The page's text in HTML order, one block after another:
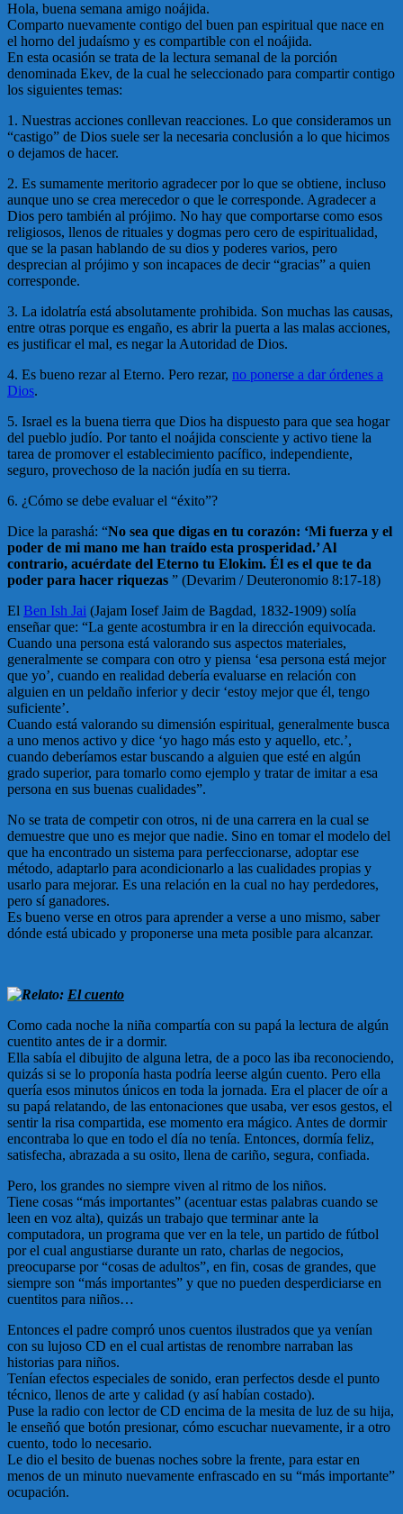
Hola, buena semana amigo noájida.
Comparto nuevamente contigo del buen pan espiritual que nace en
el horno del judaísmo y es compartible con el noájida.
En esta ocasión se trata de la lectura semanal de la porción
denominada Ekev, de la cual he seleccionado para compartir contigo
los siguientes temas:
1. Nuestras acciones conllevan reacciones. Lo que consideramos un
“castigo” de Dios suele ser la necesaria conclusión a lo que hicimos
o dejamos de hacer.
2. Es sumamente meritorio agradecer por lo que se obtiene, incluso
aunque uno se crea merecedor o que le corresponde. Agradecer a
Dios pero también al prójimo. No hay que comportarse como esos
religiosos, llenos de rituales y dogmas pero cero de espiritualidad,
que se la pasan hablando de su dios y poderes varios, pero
desprecian al prójimo y son incapaces de decir “gracias” a quien
corresponde.
3. La idolatría está absolutamente prohibida. Son muchas las causas,
entre otras porque es engaño, es abrir la puerta a las malas acciones,
es justificar el mal, es negar la Autoridad de Dios.
4. Es bueno rezar al Eterno. Pero rezar, no ponerse a dar órdenes a
Dios.
5. Israel es la buena tierra que Dios ha dispuesto para que sea hogar
del pueblo judío. Por tanto el noájida consciente y activo tiene la
tarea de promover el establecimiento pacífico, independiente,
seguro, provechoso de la nación judía en su tierra.
6. ¿Cómo se debe evaluar el “éxito”?
Dice la parashá: “No sea que digas en tu corazón: ‘Mi fuerza y el
poder de mi mano me han traído esta prosperidad.’ Al
contrario, acuérdate del Eterno tu Elokim. Él es el que te da
poder para hacer riquezas ” (Devarim / Deuteronomio 8:17-18)
El Ben Ish Jai (Jajam Iosef Jaim de Bagdad, 1832-1909) solía
enseñar que: “La gente acostumbra ir en la dirección equivocada.
Cuando una persona está valorando sus aspectos materiales,
generalmente se compara con otro y piensa ‘esa persona está mejor
que yo’, cuando en realidad debería evaluarse en relación con
alguien en un peldaño inferior y decir ‘estoy mejor que él, tengo
suficiente’.
Cuando está valorando su dimensión espiritual, generalmente busca
a uno menos activo y dice ‘yo hago más esto y aquello, etc.’,
cuando deberíamos estar buscando a alguien que esté en algún
grado superior, para tomarlo como ejemplo y tratar de imitar a esa
persona en sus buenas cualidades”.
No se trata de competir con otros, ni de una carrera en la cual se
demuestre que uno es mejor que nadie. Sino en tomar el modelo del
que ha encontrado un sistema para perfeccionarse, adoptar ese
método, adaptarlo para acondicionarlo a las cualidades propias y
usarlo para mejorar. Es una relación en la cual no hay perdedores,
pero sí ganadores.
Es bueno verse en otros para aprender a verse a uno mismo, saber
dónde está ubicado y proponerse una meta posible para alcanzar.
Relato: El cuento
Como cada noche la niña compartía con su papá la lectura de algún
cuentito antes de ir a dormir.
Ella sabía el dibujito de alguna letra, de a poco las iba reconociendo,
quizás si se lo proponía hasta podría leerse algún cuento. Pero ella
quería esos minutos únicos en toda la jornada. Era el placer de oír a
su papá relatando, de las entonaciones que usaba, ver esos gestos, el
sentir la risa compartida, ese momento era mágico. Antes de dormir
encontraba lo que en todo el día no tenía. Entonces, dormía feliz,
satisfecha, abrazada a su osito, llena de cariño, segura, confiada.
Pero, los grandes no siempre viven al ritmo de los niños.
Tiene cosas “más importantes” (acentuar estas palabras cuando se
leen en voz alta), quizás un trabajo que terminar ante la
computadora, un programa que ver en la tele, un partido de fútbol
por el cual angustiarse durante un rato, charlas de negocios,
preocuparse por “cosas de adultos”, en fin, cosas de grandes, que
siempre son “más importantes” y que no pueden desperdiciarse en
cuentitos para niños…
Entonces el padre compró unos cuentos ilustrados que ya venían
con su lujoso CD en el cual artistas de renombre narraban las
historias para niños.
Tenían efectos especiales de sonido, eran perfectos desde el punto
técnico, llenos de arte y calidad (y así habían costado).
Puse la radio con lector de CD encima de la mesita de luz de su hija,
le enseñó que botón presionar, cómo escuchar nuevamente, ir a otro
cuento, todo lo necesario.
Le dio el besito de buenas noches sobre la frente, para estar en
menos de un minuto nuevamente enfrascado en su “más importante”
ocupación.